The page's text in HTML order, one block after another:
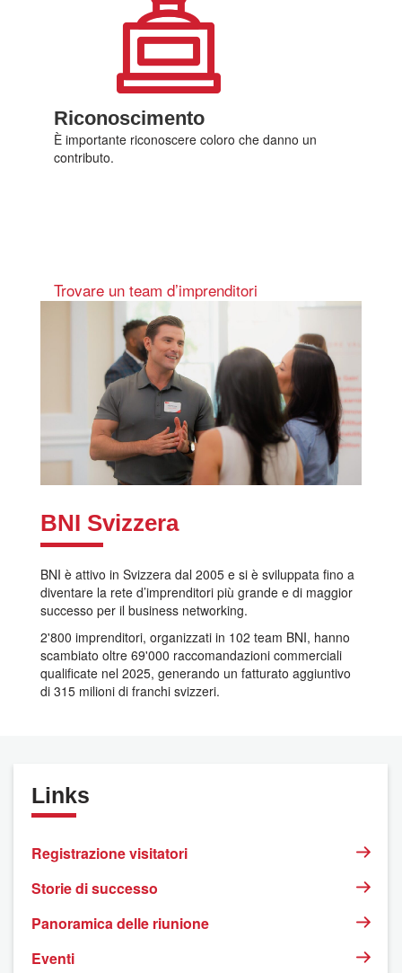
Riconoscimento
È importante riconoscere coloro che danno un
contributo.
Trovare un team d’imprenditori
BNI Svizzera
BNI è attivo in Svizzera dal 2005 e si è sviluppata fino a
diventare la rete d’imprenditori più grande e di maggior
successo per il business networking.
2'800 imprenditori, organizzati in 102 team BNI, hanno
scambiato oltre 69'000 raccomandazioni commerciali
qualificate nel 2025, generando un fatturato aggiuntivo
di 315 milioni di franchi svizzeri.
Links
Registrazione visitatori
Storie di successo
Panoramica delle riunione
Eventi